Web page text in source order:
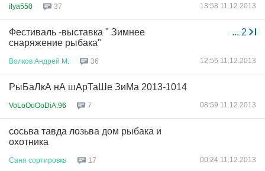
ilya550 37 13:58 11.12.2013
... 2
Фестиваль -выставка " Зимнее
снаряжение рыбака"
Волков Андрей М 36 12:56 11.12.2013
РыБаЛкА нА шАрТаШе ЗиМа 2013-1014
VoLoOoOoDiA.96 7 08:59 11.12.2013
сосьва тавда лозьва дом рыбака и
охотника
Саня сортировка 17 00:24 11.12.2013